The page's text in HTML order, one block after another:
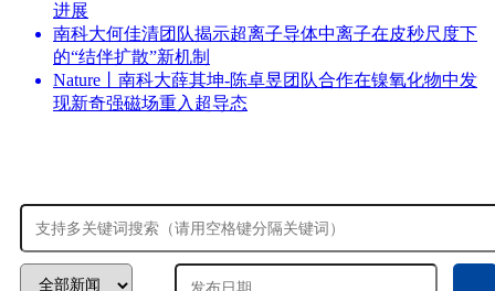
进展
南科大何佳清团队揭示超离子导体中离子在皮秒尺度下
的“结伴扩散”新机制
Nature丨南科大薛其坤-陈卓昱团队合作在镍氧化物中发
现新奇强磁场重入超导态